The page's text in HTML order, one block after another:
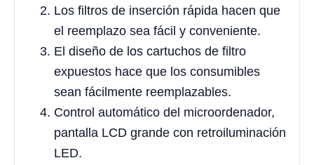
Los filtros de inserción rápida hacen que
el reemplazo sea fácil y conveniente.
El diseño de los cartuchos de filtro
expuestos hace que los consumibles
sean fácilmente reemplazables.
Control automático del microordenador,
pantalla LCD grande con retroiluminación
LED.